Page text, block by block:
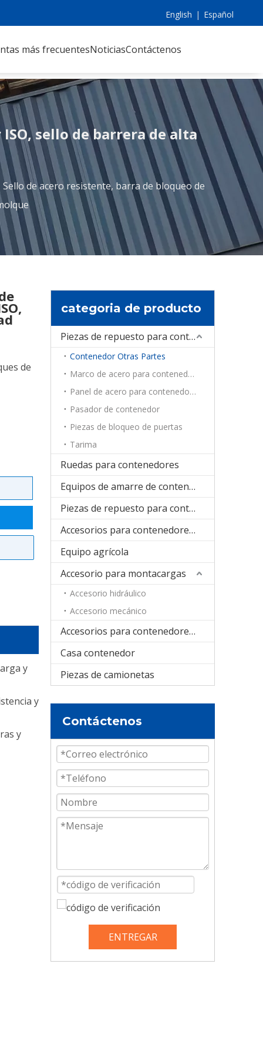
English | Español
más frecuentesNoticiasContáctenos
sello de barrera de alta
Sello de acero resistente, barra de bloqueo de
de
y
y
y
categoria de producto
Piezas de repuesto para contenedores
Contenedor Otras Partes
Marco de acero para contenedores
Panel de acero para contenedores
Pasador de contenedor
Piezas de bloqueo de puertas
Tarima
Ruedas para contenedores
Equipos de amarre de contenedores
Piezas de repuesto para contenedores de refrigeración
Accesorios para contenedores plegables
Equipo agrícola
Accesorio para montacargas
Accesorio hidráulico
Accesorio mecánico
Accesorios para contenedores cisterna
Casa contenedor
Piezas de camionetas
Contáctenos
ENTREGAR